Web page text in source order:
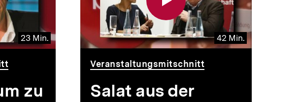
23 Min.
zu
42 Min.
Video
Dauer
42
Min.
Veranstaltungsmitschnitt
Salat aus der